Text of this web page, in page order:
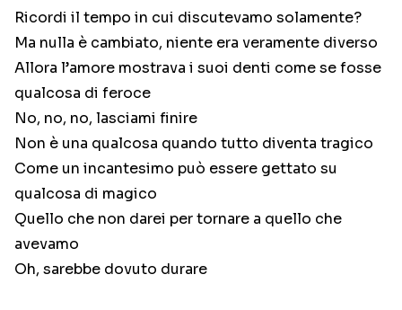
Ricordi il tempo in cui discutevamo solamente?
Ma nulla è cambiato, niente era veramente diverso
Allora l’amore mostrava i suoi denti come se fosse
qualcosa di feroce
No, no, no, lasciami finire
Non è una qualcosa quando tutto diventa tragico
Come un incantesimo può essere gettato su
qualcosa di magico
Quello che non darei per tornare a quello che
avevamo
Oh, sarebbe dovuto durare